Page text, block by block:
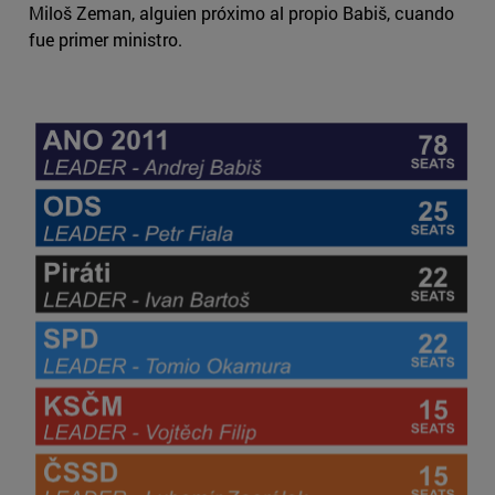
Miloš Zeman, alguien próximo al propio Babiš, cuando
fue primer ministro.